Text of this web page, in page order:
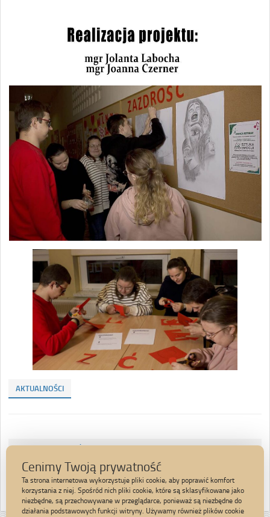
AKTUALNOŚCI
WALENTYNKOWE ŻYCZENIA Z QR
„SZTUKA EMOCJI” – LUTY 2024
Cenimy Twoją prywatność
Ta strona internetowa wykorzystuje pliki cookie, aby poprawić komfort
korzystania z niej. Spośród nich pliki cookie, które są sklasyfikowane jako
niezbędne, są przechowywane w przeglądarce, ponieważ są niezbędne do
działania podstawowych funkcji witryny. Używamy również plików cookie